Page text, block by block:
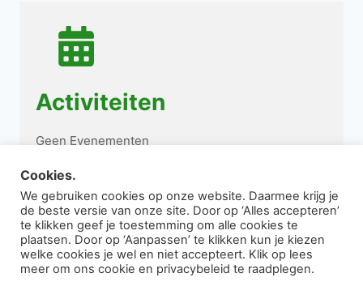
Activiteiten
Geen Evenementen
© 2026 Stg. Esdonks Kapelleke
Cookies.
We gebruiken cookies op onze website. Daarmee krijg je
de beste versie van onze site. Door op ‘Alles accepteren’
te klikken geef je toestemming om alle cookies te
plaatsen. Door op ‘Aanpassen’ te klikken kun je kiezen
welke cookies je wel en niet accepteert. Klik op lees
meer om ons cookie en privacybeleid te raadplegen.